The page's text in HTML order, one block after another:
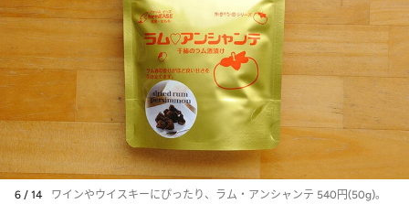
6 / 14 ワインやウイスキーにぴったり、ラム・アンシャンテ 540円(50g)。